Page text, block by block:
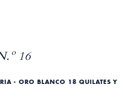
16
- ORO BLANCO 18 QUILATES Y